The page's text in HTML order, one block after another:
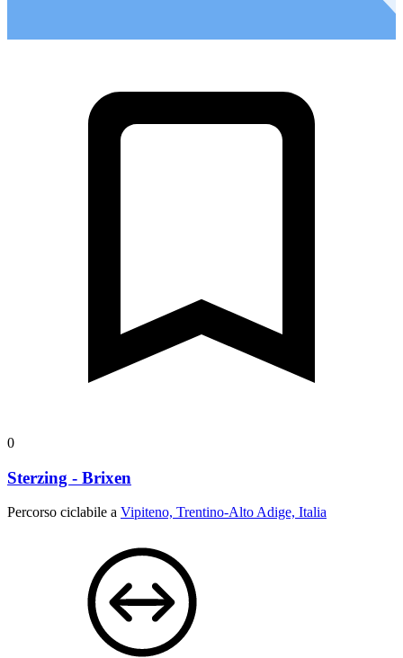
0
Sterzing - Brixen
Percorso ciclabile a Vipiteno, Trentino-Alto Adige, Italia